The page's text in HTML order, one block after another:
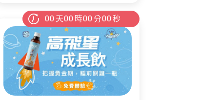
00 天00 時00 分00 秒